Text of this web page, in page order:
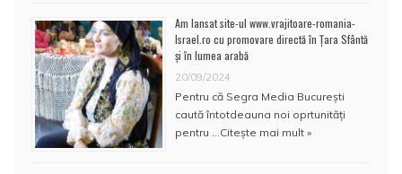
Am lansat site-ul www.vrajitoare-romania-
Israel.ro cu promovare directă în Țara Sfântă
și în lumea arabă
20/09/2024
Pentru că Segra Media București
caută întotdeauna noi oprtunități
pentru …Citește mai mult »